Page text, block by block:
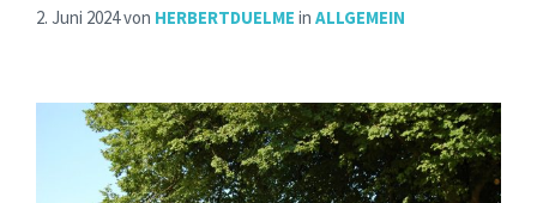
2. Juni 2024von HERBERTDUELME in ALLGEMEIN